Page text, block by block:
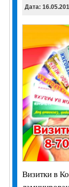
Дата:
Визитки в